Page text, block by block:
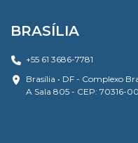
BRASÍLIA
+55 61 3686-7781
Brasília • DF - Complexo
A Sala 805 - CEP: 70316-